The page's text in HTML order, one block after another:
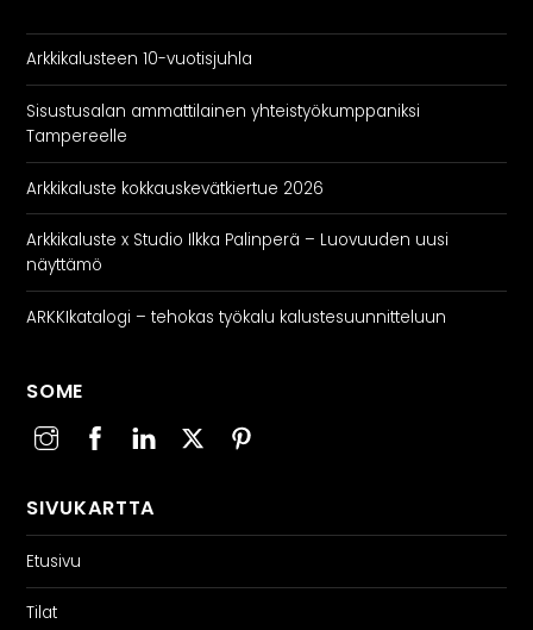
Arkkikalusteen 10-vuotisjuhla
Sisustusalan ammattilainen yhteistyökumppaniksi
Tampereelle
Arkkikaluste kokkauskevätkiertue 2026
Arkkikaluste x Studio Ilkka Palinperä – Luovuuden uusi
näyttämö
ARKKIkatalogi – tehokas työkalu kalustesuunnitteluun
SOME
SIVUKARTTA
Etusivu
Tilat